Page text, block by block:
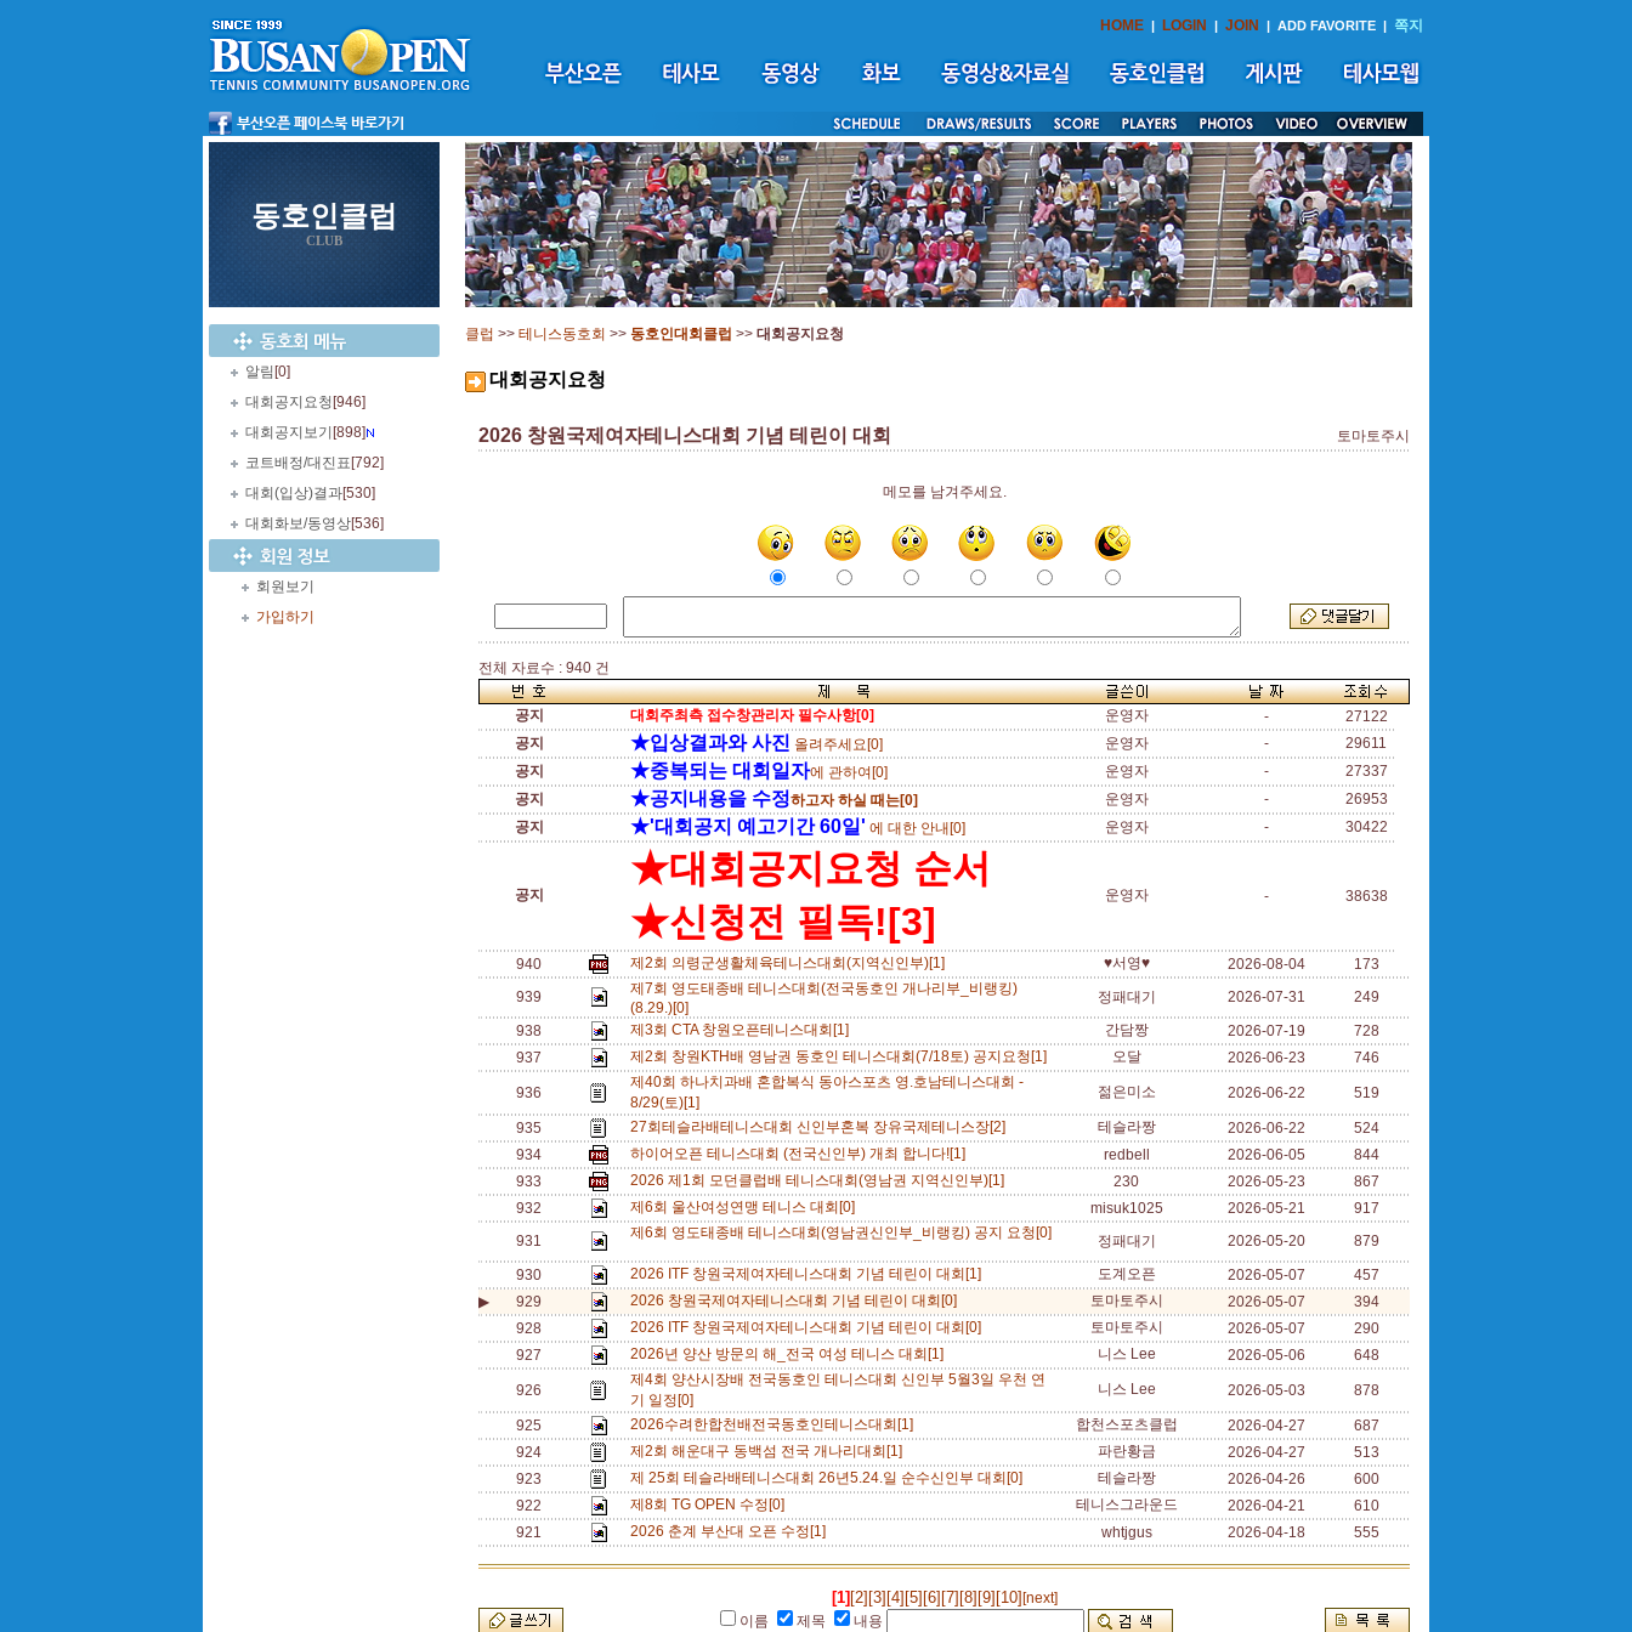
HOME | LOGIN | JOIN | ADD FAVORITE | 쪽지
동호인클럽
CLUB
알림 [0]
대회공지요청 [946]
대회공지보기 [898]
코트배정/대진표 [792]
대회(입상)결과[530]
대회화보/동영상[536]
회원보기
가입하기
클럽 >> 테니스동호회 >> 동호인대회클럽 >> 대회공지요청
대회공지요청
2026 창원국제여자테니스대회 기념 테린이 대회 토마토주시
메모를 남겨주세요.
전체 자료수 : 940 건
공지 대회주최측 접수창관리자 필수사항[0] 운영자 -
27122
공지
★입상결과와 사진 올려주세요[0] 운영자 -
29611
공지
★중복되는 대회일자에 관하여[0] 운영자 -
27337
공지
★공지내용을 수정하고자 하실 때는[0] 운영자 -
26953
공지
★'대회공지 예고기간 60일' 에 대한 안내[0] 운영자 - 30422
공지
★대회공지요청 순서
★신청전 필독![3]
운영자 - 38638
940 제2회 의령군생활체육테니스대회(지역신인부)[1] ♥서영♥ 2026-08-04
173
939
제7회 영도태종배 테니스대회(전국동호인 개나리부_비랭킹)
(8.29.)[0]
정패대기 2026-07-31
249
938
제3회 CTA 창원오픈테니스대회[1] 간담짱 2026-07-19
728
937
제2회 창원KTH배 영남권 동호인 테니스대회(7/18토) 공지요청[1] 오달 2026-06-23 746
936
제40회 하나치과배 혼합복식 동아스포츠 영.호남테니스대회 -
8/29(토)[1]
젊은미소 2026-06-22 519
935 27회테슬라배테니스대회 신인부혼복 장유국제테니스장[2] 테슬라짱 2026-06-22
524
934
하이어오픈 테니스대회 (전국신인부) 개최 합니다![1] redbell 2026-06-05
844
933
2026 제1회 모던클럽배 테니스대회(영남권 지역신인부)[1] 230 2026-05-23
867
932
제6회 울산여성연맹 테니스 대회[0] misuk1025 2026-05-21
917
931
제6회 영도태종배 테니스대회(영남권신인부_비랭킹) 공지 요청[0] 정패대기 2026-05-20
879
930
2026 ITF 창원국제여자테니스대회 기념 테린이 대회[1] 도계오픈 2026-05-07
457
▶
929 2026 창원국제여자테니스대회 기념 테린이 대회[0] 토마토주시 2026-05-07
394
928
2026 ITF 창원국제여자테니스대회 기념 테린이 대회[0] 토마토주시 2026-05-07
290
927
2026년 양산 방문의 해_전국 여성 테니스 대회[1] 니스 Lee 2026-05-06 648
926
제4회 양산시장배 전국동호인 테니스대회 신인부 5월3일 우천 연
기 일정[0]
니스 Lee 2026-05-03 878
925 2026수려한합천배전국동호인테니스대회[1] 합천스포츠클럽 2026-04-27
687
924
제2회 해운대구 동백섬 전국 개나리대회[1] 파란황금 2026-04-27
513
923
제 25회 테슬라배테니스대회 26년5.24.일 순수신인부 대회[0] 테슬라짱 2026-04-26
600
922
제8회 TG OPEN 수정[0] 테니스그라운드 2026-04-21
610
921
2026 춘계 부산대 오픈 수정[1] whtjgus 2026-04-18 555
[1] [2] [3] [4] [5] [6] [7] [8] [9] [10] [next]
이름
제목 내용